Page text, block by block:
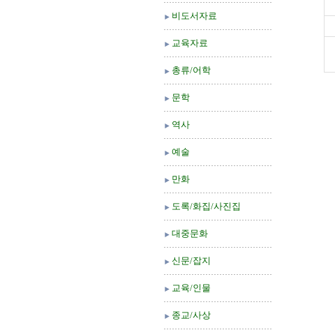
비도서자료
교육자료
총류/어학
문학
역사
예술
만화
도록/화집/사진집
대중문화
신문/잡지
교육/인물
종교/사상